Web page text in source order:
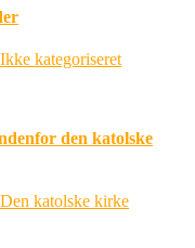
Ikke kategoriseret
den katolske
Den katolske kirke